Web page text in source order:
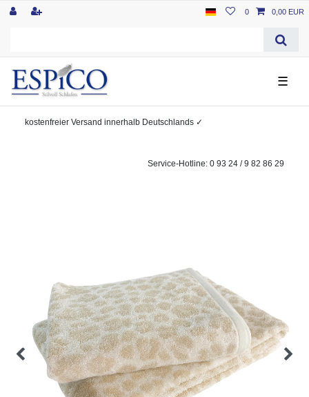
0 0,00 EUR
☰
kostenfreier Versand innerhalb Deutschlands ✓
Service-Hotline: 0 93 24 / 9 82 86 29